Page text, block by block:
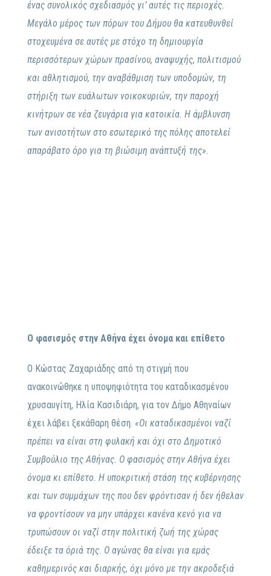
ένας συνολικός σχεδιασμός γι’ αυτές τις περιοχές.
Μεγάλο μέρος των πόρων του Δήμου θα κατευθυνθεί
στοχευμένα σε αυτές με στόχο τη δημιουργία
περισσότερων χώρων πρασίνου, αναψυχής, πολιτισμού
και αθλητισμού, την αναβάθμιση των υποδομών, τη
στήριξη των ευάλωτων νοικοκυριών, την παροχή
κινήτρων σε νέα ζευγάρια για κατοικία. Η άμβλυνση
των ανισοτήτων στο εσωτερικό της πόλης αποτελεί
απαράβατο όρο για τη βιώσιμη ανάπτυξή της».
Ο φασισμός στην Αθήνα έχει όνομα και επίθετο
Ο Κώστας Ζαχαριάδης από τη στιγμή που
ανακοινώθηκε η υποψηφιότητα του καταδικασμένου
χρυσαυγίτη, Ηλία Κασιδιάρη, για τον Δήμο Αθηναίων
έχει λάβει ξεκάθαρη θέση. «Οι καταδικασμένοι ναζί
πρέπει να είναι στη φυλακή και όχι στο Δημοτικό
Συμβούλιο της Αθήνας. Ο φασισμός στην Αθήνα έχει
όνομα κι επίθετο. Η υποκριτική στάση της κυβέρνησης
και των συμμάχων της που δεν φρόντισαν ή δεν ήθελαν
να φροντίσουν να μην υπάρχει κανένα κενό για να
τρυπώσουν οι ναζί στην πολιτική ζωή της χώρας
έδειξε τα όριά της. Ο αγώνας θα είναι για εμάς
καθημερινός και διαρκής, όχι μόνο με την ακροδεξιά